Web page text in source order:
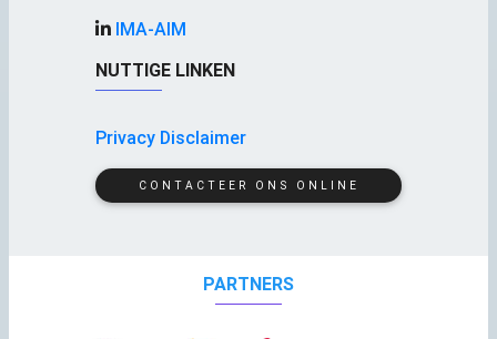
IMA-AIM
NUTTIGE LINKEN
Privacy Disclaimer
CONTACTEER ONS ONLINE
PARTNERS